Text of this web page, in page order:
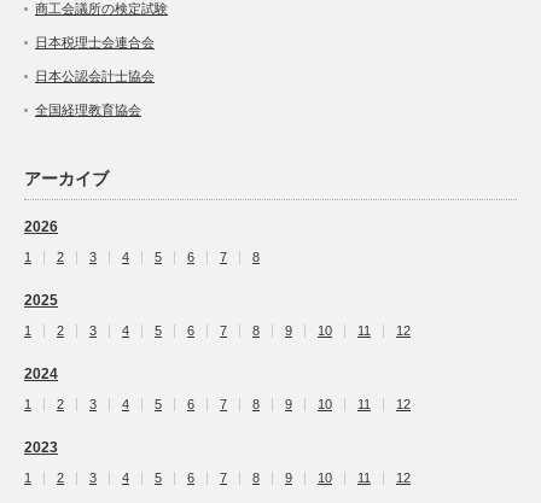
商工会議所の検定試験
日本税理士会連合会
日本公認会計士協会
全国経理教育協会
アーカイブ
2026
1 2 3 4 5 6 7 8
2025
1 2 3 4 5 6 7 8 9 10 11 12
2024
1 2 3 4 5 6 7 8 9 10 11 12
2023
1 2 3 4 5 6 7 8 9 10 11 12